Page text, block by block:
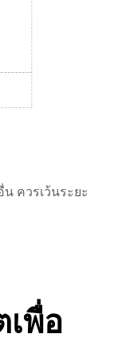
ควรเว้นระยะ
พื่อ